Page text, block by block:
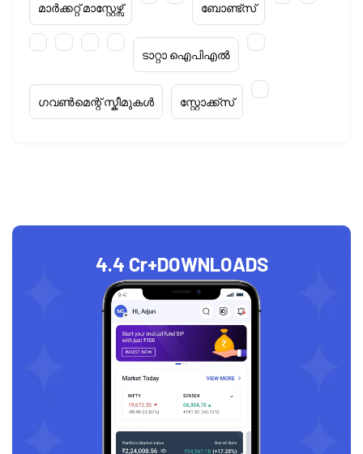
മാർക്കറ്റ് മാസ്റ്റേഴ്സ് ബോണ്ട്സ്
ടാറ്റാ ഐപിഎൽ
ഗവൺമെന്റ് സ്കീമുകൾ സ്റ്റോക്ക്‌സ്
4.4 Cr+DOWNLOADS